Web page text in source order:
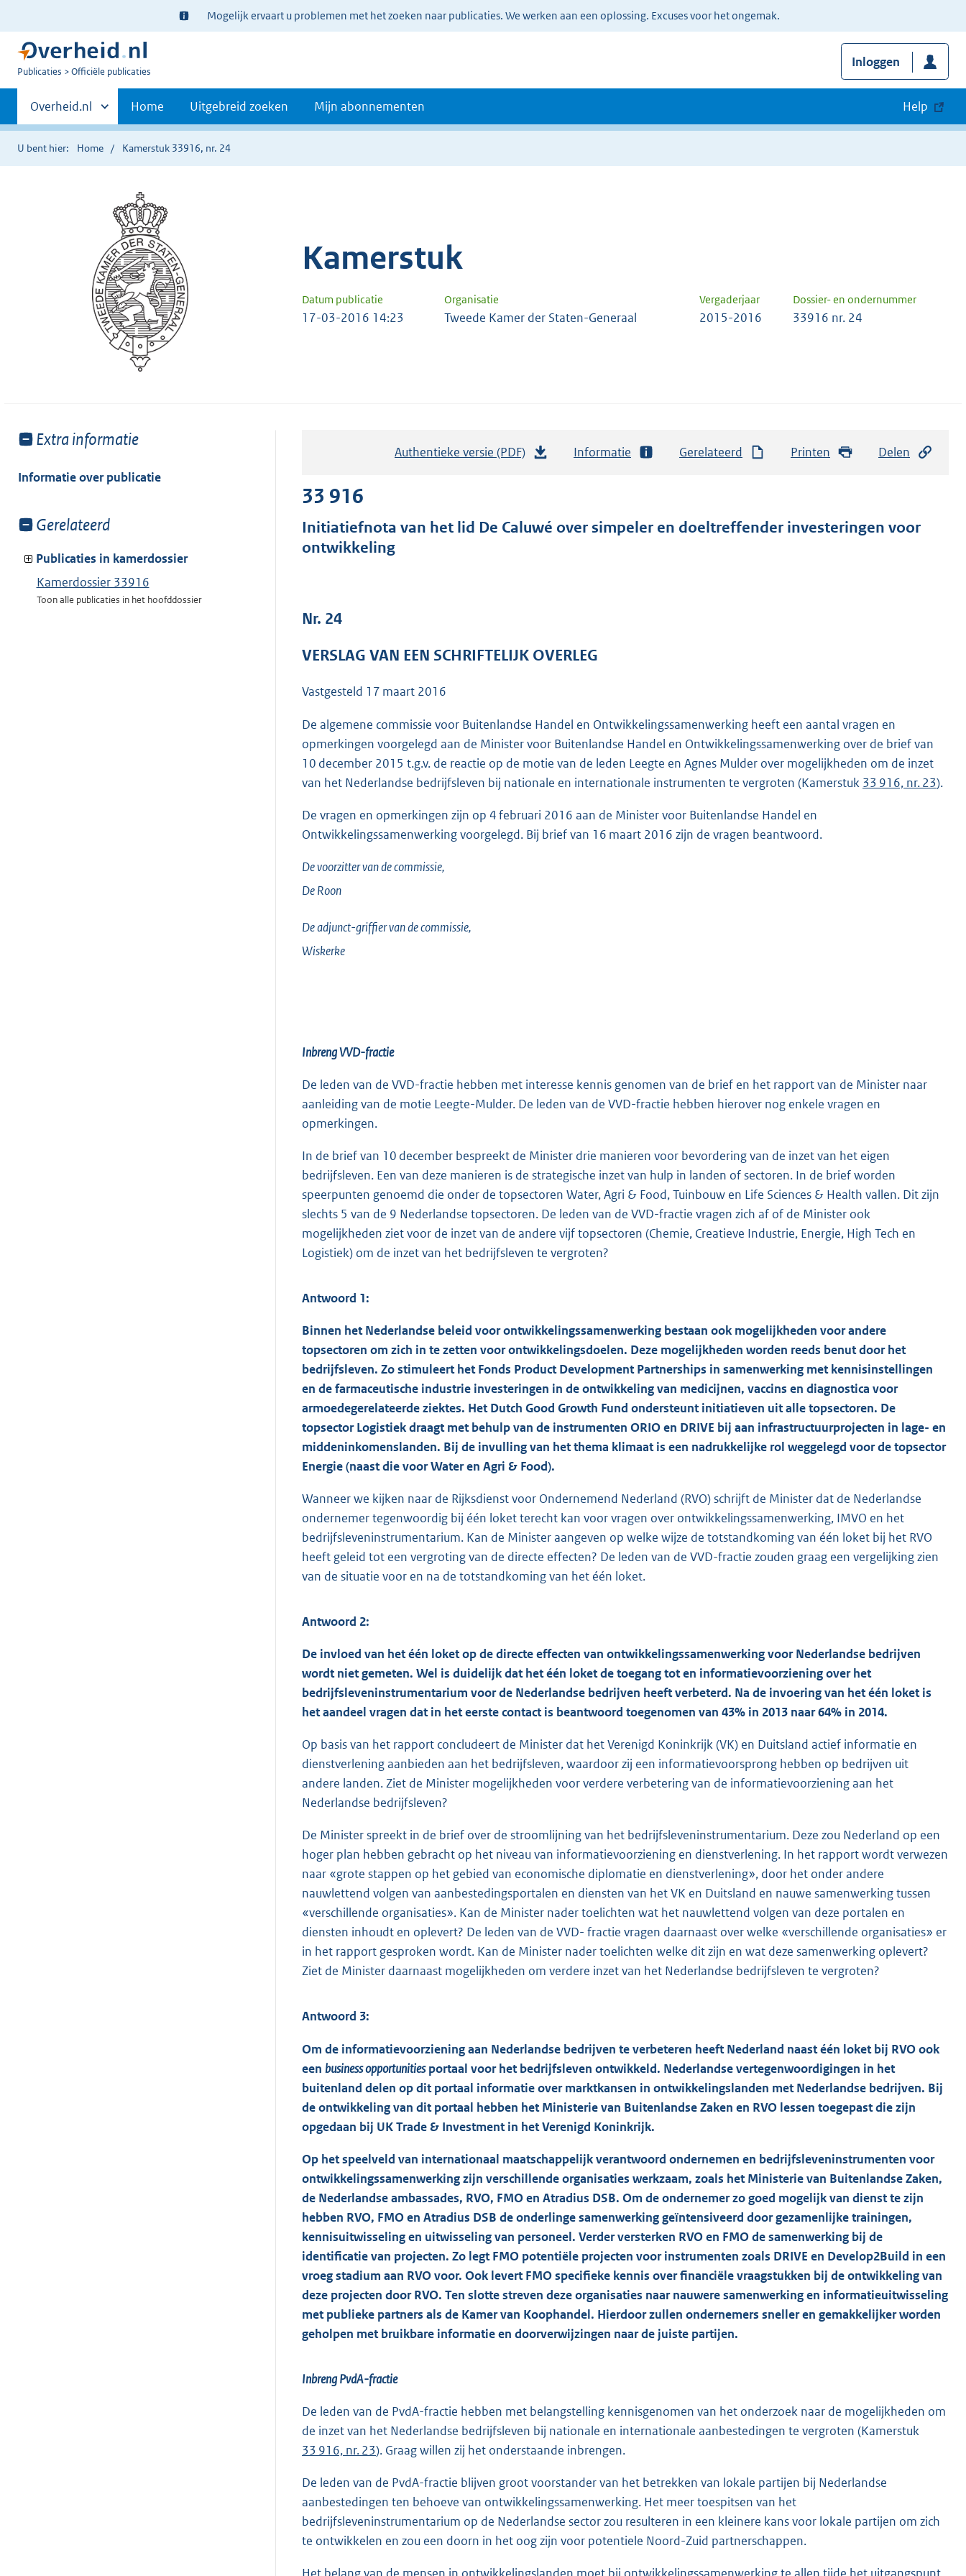
Ter
informatie:
Mogelijk ervaart u problemen met het zoeken naar publicaties. We werken aan een oplossing. Excuses voor het ongemak.
U
Publicaties Officiële publicaties
Inloggen
Primaire
navigatie
Andere
sites
binnen
Overheid.nl Home Uitgebreid zoeken Mijn abonnementen Help
U bent hier: Home Kamerstuk 33916, nr. 24
Kamerstuk
Datum publicatie Organisatie Vergaderjaar Dossier- en ondernummer
17-03-2016 14:23 Tweede Kamer der Staten-Generaal 2015-2016 33916 nr. 24
Toon
van:
Extra informatie
Informatie over publicatie
Toon
van:
Gerelateerd
Publicaties in kamerdossier
Kamerdossier 33916
Toon alle publicaties in het hoofddossier
Authentieke versie (PDF)
a
o
o
e
:
6
6
b
Informatie Gerelateerd Printen Delen
33 916
Initiatiefnota van het lid De Caluwé over simpeler en doeltreffender investeringen voor
ontwikkeling
Nr. 24
VERSLAG VAN EEN SCHRIFTELIJK OVERLEG
Vastgesteld 17 maart 2016
De algemene commissie voor Buitenlandse Handel en Ontwikkelingssamenwerking heeft een aantal vragen en
opmerkingen voorgelegd aan de Minister voor Buitenlandse Handel en Ontwikkelingssamenwerking over de brief van
10 december 2015 t.g.v. de reactie op de motie van de leden Leegte en Agnes Mulder over mogelijkheden om de inzet
van het Nederlandse bedrijfsleven bij nationale en internationale instrumenten te vergroten (Kamerstuk 33 916, nr. 23).
De vragen en opmerkingen zijn op 4 februari 2016 aan de Minister voor Buitenlandse Handel en
Ontwikkelingssamenwerking voorgelegd. Bij brief van 16 maart 2016 zijn de vragen beantwoord.
De voorzitter van de commissie,
De Roon
De adjunct-griffier van de commissie,
Wiskerke
Inbreng VVD-fractie
De leden van de VVD-fractie hebben met interesse kennis genomen van de brief en het rapport van de Minister naar
aanleiding van de motie Leegte-Mulder. De leden van de VVD-fractie hebben hierover nog enkele vragen en
opmerkingen.
In de brief van 10 december bespreekt de Minister drie manieren voor bevordering van de inzet van het eigen
bedrijfsleven. Een van deze manieren is de strategische inzet van hulp in landen of sectoren. In de brief worden
speerpunten genoemd die onder de topsectoren Water, Agri & Food, Tuinbouw en Life Sciences & Health vallen. Dit zijn
slechts 5 van de 9 Nederlandse topsectoren. De leden van de VVD-fractie vragen zich af of de Minister ook
mogelijkheden ziet voor de inzet van de andere vijf topsectoren (Chemie, Creatieve Industrie, Energie, High Tech en
Logistiek) om de inzet van het bedrijfsleven te vergroten?
Antwoord 1:
Binnen het Nederlandse beleid voor ontwikkelingssamenwerking bestaan ook mogelijkheden voor andere
topsectoren om zich in te zetten voor ontwikkelingsdoelen. Deze mogelijkheden worden reeds benut door het
bedrijfsleven. Zo stimuleert het Fonds Product Development Partnerships in samenwerking met kennisinstellingen
en de farmaceutische industrie investeringen in de ontwikkeling van medicijnen, vaccins en diagnostica voor
armoedegerelateerde ziektes. Het Dutch Good Growth Fund ondersteunt initiatieven uit alle topsectoren. De
topsector Logistiek draagt met behulp van de instrumenten ORIO en DRIVE bij aan infrastructuurprojecten in lage- en
middeninkomenslanden. Bij de invulling van het thema klimaat is een nadrukkelijke rol weggelegd voor de topsector
Energie (naast die voor Water en Agri & Food).
Wanneer we kijken naar de Rijksdienst voor Ondernemend Nederland (RVO) schrijft de Minister dat de Nederlandse
ondernemer tegenwoordig bij één loket terecht kan voor vragen over ontwikkelingssamenwerking, IMVO en het
bedrijfsleveninstrumentarium. Kan de Minister aangeven op welke wijze de totstandkoming van één loket bij het RVO
heeft geleid tot een vergroting van de directe effecten? De leden van de VVD-fractie zouden graag een vergelijking zien
van de situatie voor en na de totstandkoming van het één loket.
Antwoord 2:
De invloed van het één loket op de directe effecten van ontwikkelingssamenwerking voor Nederlandse bedrijven
wordt niet gemeten. Wel is duidelijk dat het één loket de toegang tot en informatievoorziening over het
bedrijfsleveninstrumentarium voor de Nederlandse bedrijven heeft verbeterd. Na de invoering van het één loket is
het aandeel vragen dat in het eerste contact is beantwoord toegenomen van 43% in 2013 naar 64% in 2014.
Op basis van het rapport concludeert de Minister dat het Verenigd Koninkrijk (VK) en Duitsland actief informatie en
dienstverlening aanbieden aan het bedrijfsleven, waardoor zij een informatievoorsprong hebben op bedrijven uit
andere landen. Ziet de Minister mogelijkheden voor verdere verbetering van de informatievoorziening aan het
Nederlandse bedrijfsleven?
De Minister spreekt in de brief over de stroomlijning van het bedrijfsleveninstrumentarium. Deze zou Nederland op een
hoger plan hebben gebracht op het niveau van informatievoorziening en dienstverlening. In het rapport wordt verwezen
naar «grote stappen op het gebied van economische diplomatie en dienstverlening», door het onder andere
nauwlettend volgen van aanbestedingsportalen en diensten van het VK en Duitsland en nauwe samenwerking tussen
«verschillende organisaties». Kan de Minister nader toelichten wat het nauwlettend volgen van deze portalen en
diensten inhoudt en oplevert? De leden van de VVD- fractie vragen daarnaast over welke «verschillende organisaties» er
in het rapport gesproken wordt. Kan de Minister nader toelichten welke dit zijn en wat deze samenwerking oplevert?
Ziet de Minister daarnaast mogelijkheden om verdere inzet van het Nederlandse bedrijfsleven te vergroten?
Antwoord 3:
Om de informatievoorziening aan Nederlandse bedrijven te verbeteren heeft Nederland naast één loket bij RVO ook
een business opportunitiesportaal voor het bedrijfsleven ontwikkeld. Nederlandse vertegenwoordigingen in het
buitenland delen op dit portaal informatie over marktkansen in ontwikkelingslanden met Nederlandse bedrijven. Bij
de ontwikkeling van dit portaal hebben het Ministerie van Buitenlandse Zaken en RVO lessen toegepast die zijn
opgedaan bij UK Trade & Investment in het Verenigd Koninkrijk.
Op het speelveld van internationaal maatschappelijk verantwoord ondernemen en bedrijfsleveninstrumenten voor
ontwikkelingssamenwerking zijn verschillende organisaties werkzaam, zoals het Ministerie van Buitenlandse Zaken,
de Nederlandse ambassades, RVO, FMO en Atradius DSB. Om de ondernemer zo goed mogelijk van dienst te zijn
hebben RVO, FMO en Atradius DSB de onderlinge samenwerking geïntensiveerd door gezamenlijke trainingen,
kennisuitwisseling en uitwisseling van personeel. Verder versterken RVO en FMO de samenwerking bij de
identificatie van projecten. Zo legt FMO potentiële projecten voor instrumenten zoals DRIVE en Develop2Build in een
vroeg stadium aan RVO voor. Ook levert FMO specifieke kennis over financiële vraagstukken bij de ontwikkeling van
deze projecten door RVO. Ten slotte streven deze organisaties naar nauwere samenwerking en informatieuitwisseling
met publieke partners als de Kamer van Koophandel. Hierdoor zullen ondernemers sneller en gemakkelijker worden
geholpen met bruikbare informatie en doorverwijzingen naar de juiste partijen.
Inbreng PvdA-fractie
De leden van de PvdA-fractie hebben met belangstelling kennisgenomen van het onderzoek naar de mogelijkheden om
de inzet van het Nederlandse bedrijfsleven bij nationale en internationale aanbestedingen te vergroten (Kamerstuk
33 916, nr. 23). Graag willen zij het onderstaande inbrengen.
De leden van de PvdA-fractie blijven groot voorstander van het betrekken van lokale partijen bij Nederlandse
aanbestedingen ten behoeve van ontwikkelingssamenwerking. Het meer toespitsen van het
bedrijfsleveninstrumentarium op de Nederlandse sector zou resulteren in een kleinere kans voor lokale partijen om zich
te ontwikkelen en zou een doorn in het oog zijn voor potentiele Noord-Zuid partnerschappen.